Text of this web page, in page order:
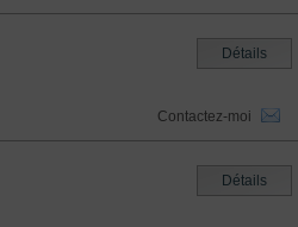
Détails
Contactez-moi
Détails